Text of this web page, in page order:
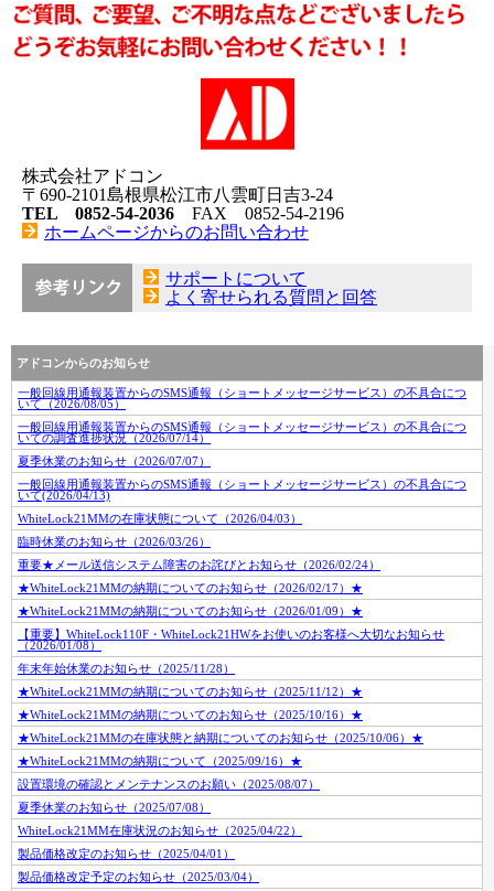
株式会社アドコン
〒690-2101島根県松江市八雲町日吉3-24
TEL 0852-54-2036 FAX 0852-54-2196
ホームページからのお問い合わせ
サポートについて
よく寄せられる質問と回答
アドコンからのお知らせ
一般回線用通報装置からのSMS通報（ショートメッセージサービス）の不具合につ
いて（2026/08/05）
一般回線用通報装置からのSMS通報（ショートメッセージサービス）の不具合につ
いての調査進捗状況（2026/07/14）
夏季休業のお知らせ（2026/07/07）
一般回線用通報装置からのSMS通報（ショートメッセージサービス）の不具合につ
いて(2026/04/13)
WhiteLock21MMの在庫状態について（2026/04/03）
臨時休業のお知らせ（2026/03/26）
重要★メール送信システム障害のお詫びとお知らせ（2026/02/24）
★WhiteLock21MMの納期についてのお知らせ（2026/02/17）★
★WhiteLock21MMの納期についてのお知らせ（2026/01/09）★
【重要】WhiteLock110F・WhiteLock21HWをお使いのお客様へ大切なお知らせ
（2026/01/08）
年末年始休業のお知らせ（2025/11/28）
★WhiteLock21MMの納期についてのお知らせ（2025/11/12）★
★WhiteLock21MMの納期についてのお知らせ（2025/10/16）★
★WhiteLock21MMの在庫状態と納期についてのお知らせ（2025/10/06）★
★WhiteLock21MMの納期について（2025/09/16）★
設置環境の確認とメンテナンスのお願い（2025/08/07）
夏季休業のお知らせ（2025/07/08）
WhiteLock21MM在庫状況のお知らせ（2025/04/22）
製品価格改定のお知らせ（2025/04/01）
製品価格改定予定のお知らせ（2025/03/04）